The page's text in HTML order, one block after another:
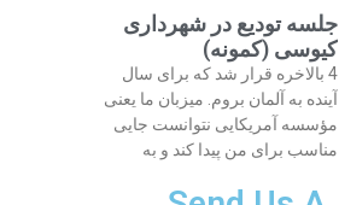
جلسه تودیع در شهرداری
کیوسی (کمونه)
4 بالاخره قرار شد که برای سال
آینده به آلمان بروم. میزبان ما یعنی
مؤسسه آمریکایی نتوانست جایی
مناسب برای من پیدا کند و به